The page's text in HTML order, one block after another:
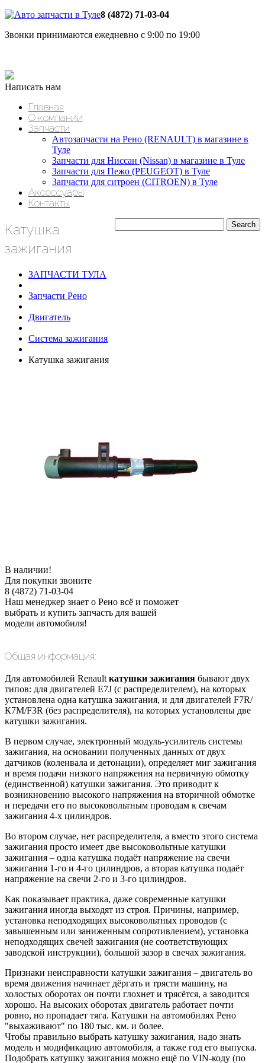
8 (4872) 71-03-04
Звонки принимаются ежедневно с 9:00 по 19:00
Написать нам
Главная
О компании
Запчасти
Автозапчасти на Рено (RENAULT) в магазине в
Туле
Запчасти для Ниссан (Nissan) в магазине в Туле
Запчасти для Пежо (PEUGEOT) в Туле
Запчасти для ситроен (CITROEN) в Туле
Аксессуары
Контакты
Катушка
зажигания
ЗАПЧАСТИ ТУЛА
Запчасти Рено
Двигатель
Система зажигания
Катушка зажигания
В наличии!
Для покупки звоните
8 (4872) 71-03-04
Наш менеджер знает о Рено всё и поможет
выбрать и купить запчасть для вашей
модели автомобиля!
Общая информация:
Для автомобилей Renault катушки зажигания бывают двух
типов: для двигателей E7J (с распределителем), на которых
установлена одна катушка зажигания, и для двигателей F7R/
К7М/F3R (без распределителя), на которых установлены две
катушки зажигания.
В первом случае, электронный модуль-усилитель системы
зажигания, на основании полученных данных от двух
датчиков (коленвала и детонации), определяет миг зажигания
и время подачи низкого напряжения на первичную обмотку
(единственной) катушки зажигания. Это приводит к
возникновению высокого напряжения на вторичной обмотке
и передачи его по высоковольтным проводам к свечам
зажигания 4-х цилиндров.
Во втором случае, нет распределителя, а вместо этого система
зажигания просто имеет две высоковольтные катушки
зажигания – одна катушка подаёт напряжение на свечи
зажигания 1-го и 4-го цилиндров, а вторая катушка подаёт
напряжение на свечи 2-го и 3-го цилиндров.
Как показывает практика, даже современные катушки
зажигания иногда выходят из строя. Причины, например,
установка неподходящих высоковольтных проводов (с
завышенным или заниженным сопротивлением), установка
неподходящих свечей зажигания (не соответствующих
заводской инструкции), большой зазор в свечах зажигания.
Признаки неисправности катушки зажигания – двигатель во
время движения начинает дёргать и трясти машину, на
холостых оборотах он почти глохнет и трясётся, а заводится
хорошо. На высоких оборотах двигатель работает почти
ровно, но пропадает тяга. Катушки на автомобилях Рено
"выхаживают" по 180 тыс. км. и более.
Чтобы правильно выбрать катушку зажигания, надо знать
модель и модификацию автомобиля, а также год его выпуска.
Подобрать катушку зажигания можно ещё по VIN-коду (по